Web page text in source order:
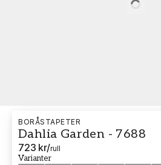
BORÅSTAPETER
Dahlia Garden - 7688
723 kr/rull
Varianter